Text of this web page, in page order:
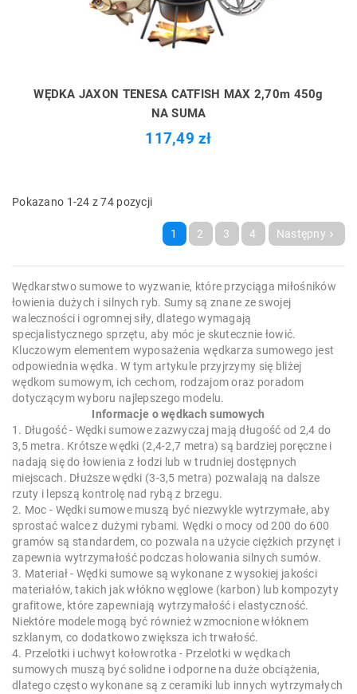
WĘDKA JAXON TENESA CATFISH MAX 2,70m 450g
NA SUMA
117,49 zł
Pokazano 1-24 z 74 pozycji
1 2 3 4 Następny 
Wędkarstwo sumowe to wyzwanie, które przyciąga miłośników
łowienia dużych i silnych ryb. Sumy są znane ze swojej
waleczności i ogromnej siły, dlatego wymagają
specjalistycznego sprzętu, aby móc je skutecznie łowić.
Kluczowym elementem wyposażenia wędkarza sumowego jest
odpowiednia wędka. W tym artykule przyjrzymy się bliżej
wędkom sumowym, ich cechom, rodzajom oraz poradom
dotyczącym wyboru najlepszego modelu.
Informacje o wędkach sumowych
1. Długość - Wędki sumowe zazwyczaj mają długość od 2,4 do
3,5 metra. Krótsze wędki (2,4-2,7 metra) są bardziej poręczne i
nadają się do łowienia z łodzi lub w trudniej dostępnych
miejscach. Dłuższe wędki (3-3,5 metra) pozwalają na dalsze
rzuty i lepszą kontrolę nad rybą z brzegu.
2. Moc - Wędki sumowe muszą być niezwykle wytrzymałe, aby
sprostać walce z dużymi rybami. Wędki o mocy od 200 do 600
gramów są standardem, co pozwala na użycie ciężkich przynęt i
zapewnia wytrzymałość podczas holowania silnych sumów.
3. Materiał - Wędki sumowe są wykonane z wysokiej jakości
materiałów, takich jak włókno węglowe (karbon) lub kompozyty
grafitowe, które zapewniają wytrzymałość i elastyczność.
Niektóre modele mogą być również wzmocnione włóknem
szklanym, co dodatkowo zwiększa ich trwałość.
4. Przelotki i uchwyt kołowrotka - Przelotki w wędkach
sumowych muszą być solidne i odporne na duże obciążenia,
dlatego często wykonane są z ceramiki lub innych wytrzymałych